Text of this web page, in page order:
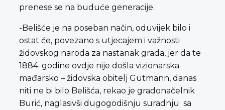
prenese se na buduće generacije.
-Belišće je na poseban način, oduvijek bilo i
ostat će, povezano s utjecajem i važnosti
židovskog naroda za nastanak grada, jer da te
1884. godine ovdje nije došla vizionarska
mađarsko – židovska obitelj Gutmann, danas
niti ne bi bilo Belišća, rekao je gradonačelnik
Burić, naglasivši dugogodišnju suradnju sa